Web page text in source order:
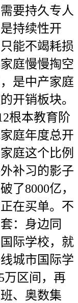
要持久专人
持续性开
能不竭耗损
庭慢慢掏空
是中产家庭
开销板块。
根本教育阶
庭年度总开
庭这个比例
补习的影子
了8000亿，
在买单。不
：身边同
际学校，就
城市国际学
万区间，再
、奥数集